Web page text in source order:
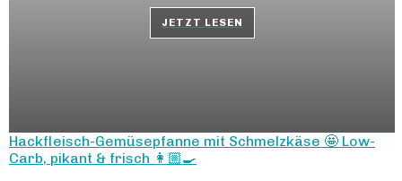
JETZT LESEN
Hackfleisch-Gemüsepfanne mit Schmelzkäse 🤩 Low-
Carb, pikant & frisch 👩🏼‍🍳